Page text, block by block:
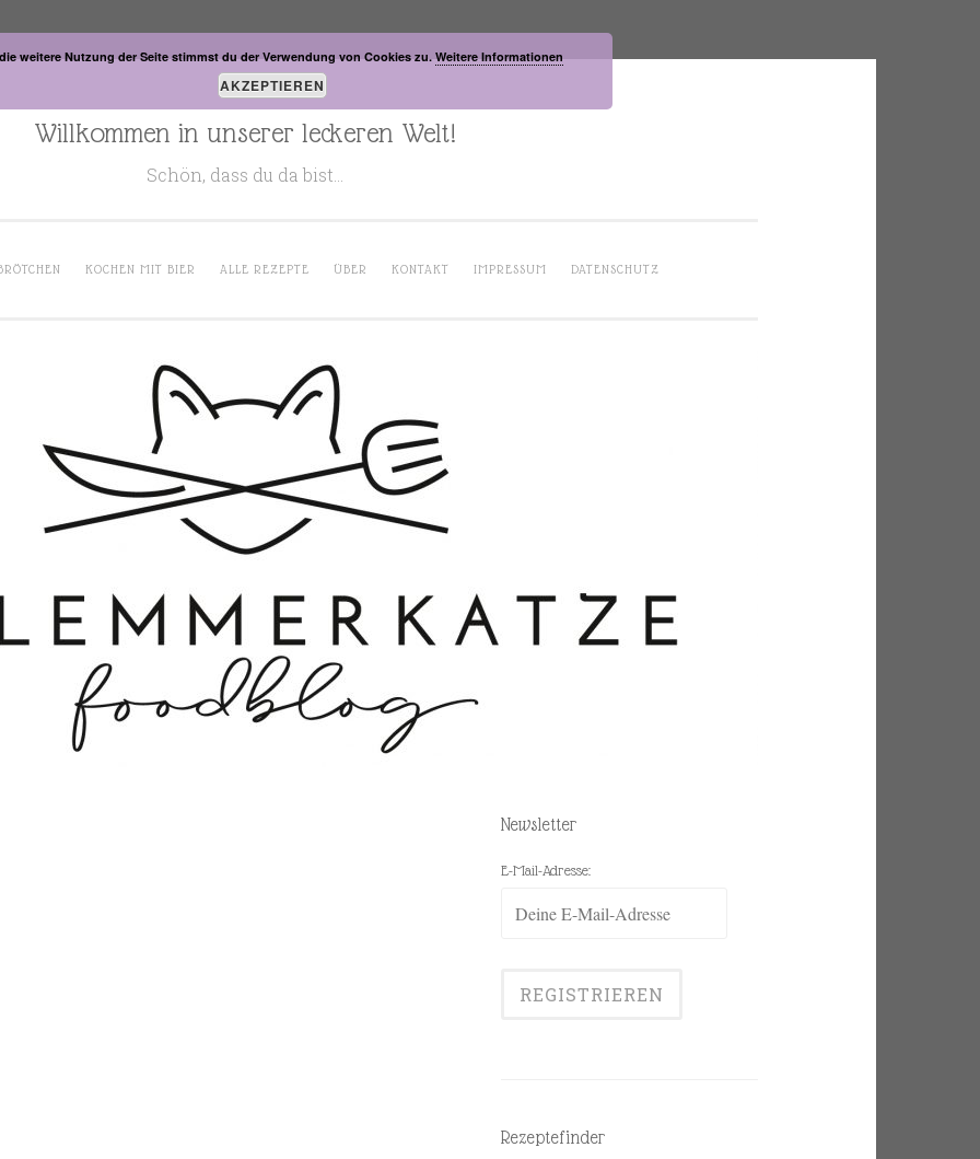
Willkommen in unserer leckeren Welt!
Schön, dass du da bist…
KOCHEN MIT BIER ALLE REZEPTE ÜBER KONTAKT IMPRESSUM DATENSCHUTZ
Newsletter
E-Mail-Adresse:
Rezeptefinder
weitere Nutzung der Seite stimmst du der Verwendung von Cookies zu. Weitere Informationen
AKZEPTIEREN